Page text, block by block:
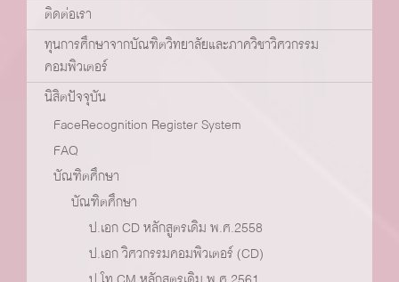
ติดต่อเรา
ทุนการศึกษาจากบัณฑิตวิทยาลัยและภาควิชาวิศวกรรม
คอมพิวเตอร์
นิสิตปัจจุบัน
FaceRecognition Register System
FAQ
บัณฑิตศึกษา
บัณฑิตศึกษา
ป.เอก CD หลักสูตรเดิม พ.ศ.2558
ป.เอก วิศวกรรมคอมพิวเตอร์ (CD)